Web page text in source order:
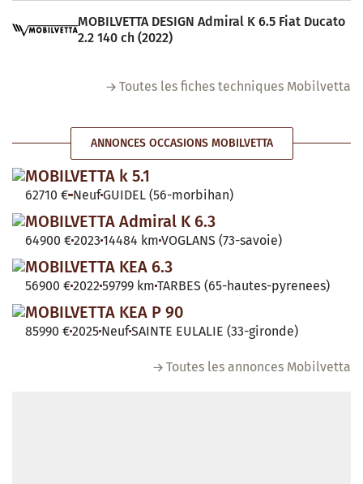
MOBILVETTA DESIGN Admiral K 6.5 Fiat Ducato
2.2 140 ch (2022)
Toutes les fiches techniques Mobilvetta
ANNONCES OCCASIONS MOBILVETTA
MOBILVETTA k 5.1
62710 € Neuf GUIDEL (56-morbihan)
MOBILVETTA Admiral K 6.3
64900 €2023 14484 km VOGLANS (73-savoie)
MOBILVETTA KEA 6.3
56900 €2022 59799 km TARBES (65-hautes-pyrenees)
MOBILVETTA KEA P 90
85990 €2025 NeufSAINTE EULALIE (33-gironde)
Toutes les annonces Mobilvetta